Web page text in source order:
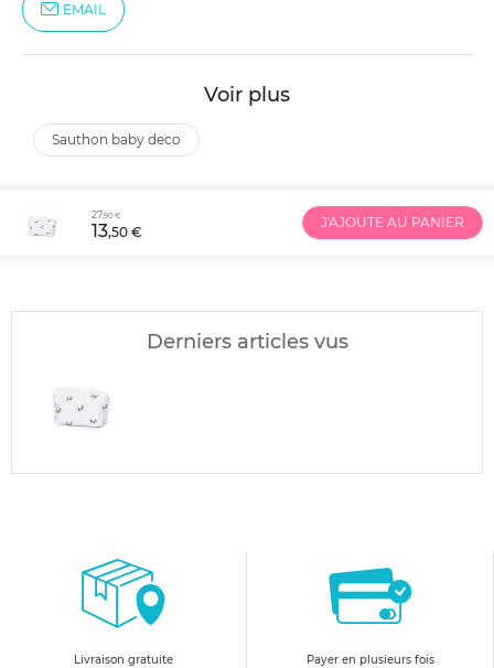
EMAIL
Voir plus
sauthon baby deco
27,90 €
13,50 €
J'AJOUTE AU PANIER
Derniers articles vus
Livraison gratuite
Payer en plusieurs fois